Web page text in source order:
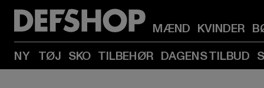
MÆND KVINDER
NY TØJ SKO TILBEHØR DAGENS TILBUD